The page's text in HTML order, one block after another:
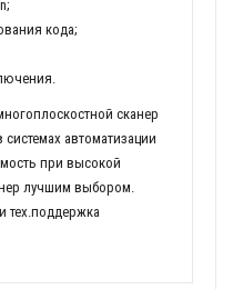
кода;
сканер
автоматизации
при высокой
лучшим выбором.
тех.поддержка